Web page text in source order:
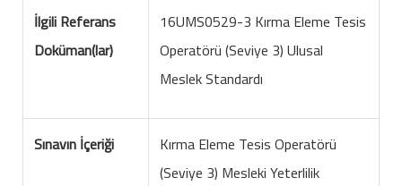
İlgili Referans
Doküman(lar)
16UMS0529-3 Kırma Eleme Tesis
Operatörü (Seviye 3) Ulusal
Meslek Standardı
Sınavın İçeriği
Kırma Eleme Tesis Operatörü
(Seviye 3) Mesleki Yeterlilik